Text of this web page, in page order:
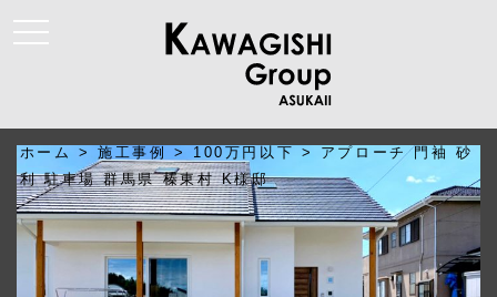
t
o
n
a
v
i
g
a
t
i
o
ホーム >施工事例 > 100万円以下 > アプローチ 門袖 砂
利 駐車場 群馬県 榛東村 K様邸